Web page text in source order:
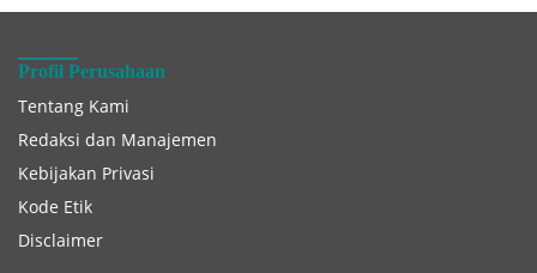
Profil Perusahaan
Tentang Kami
Redaksi dan Manajemen
Kebijakan Privasi
Kode Etik
Disclaimer